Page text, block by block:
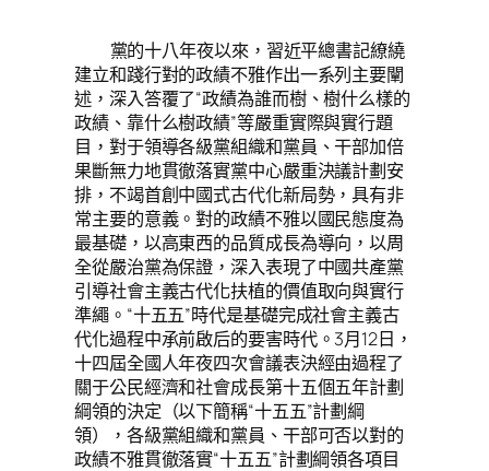
黨的十八年夜以來，習近平總書記繚繞
建立和踐行對的政績不雅作出一系列主要闡
述，深入答覆了“政績為誰而樹、樹什么樣的
政績、靠什么樹政績”等嚴重實際與實行題
目，對于領導各級黨組織和黨員、干部加倍
果斷無力地貫徹落實黨中心嚴重決議計劃安
排，不竭首創中國式古代化新局勢，具有非
常主要的意義。對的政績不雅以國民態度為
最基礎，以高東西的品質成長為導向，以周
全從嚴治黨為保證，深入表現了中國共產黨
引導社會主義古代化扶植的價值取向與實行
準繩。“十五五”時代是基礎完成社會主義古
代化過程中承前啟后的要害時代。3月12日，
十四屆全國人年夜四次會議表決經由過程了
關于公民經濟和社會成長第十五個五年計劃
綱領的決定（以下簡稱“十五五”計劃綱
領），各級黨組織和黨員、干部可否以對的
政績不雅貫徹落實“十五五”計劃綱領各項目